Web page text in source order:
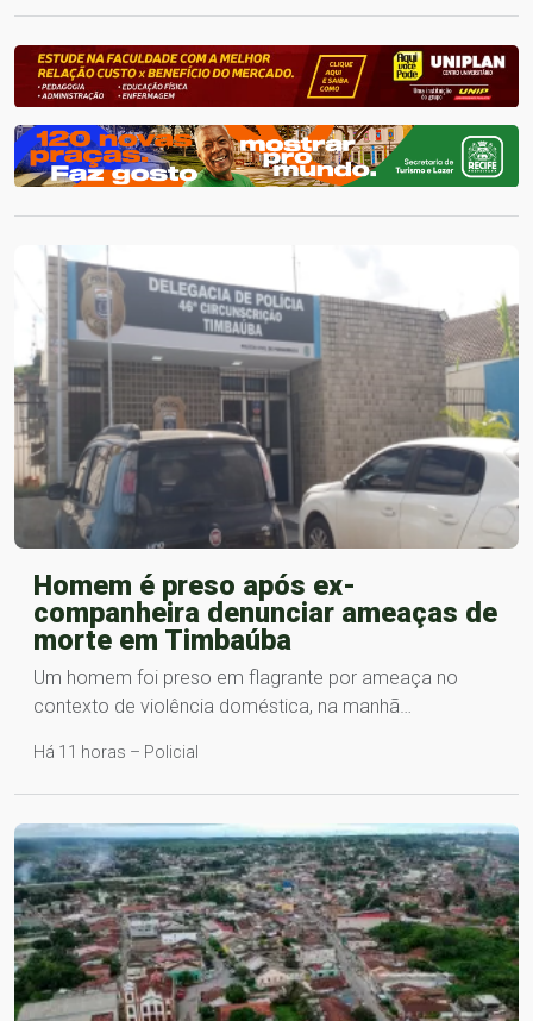
Homem é preso após ex-
companheira denunciar ameaças de
morte em Timbaúba
Um homem foi preso em flagrante por ameaça no
contexto de violência doméstica, na manhã…
Há 11 horas – Policial